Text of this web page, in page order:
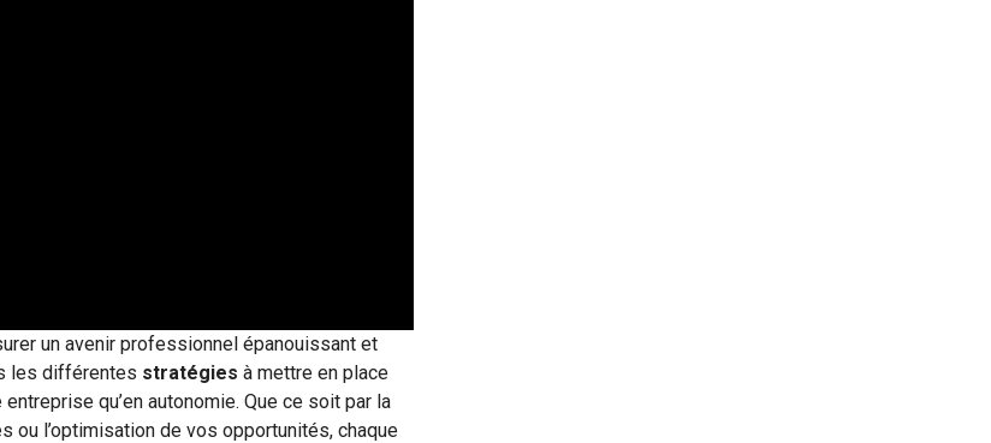
un avenir professionnel épanouissant et
les différentes stratégies à mettre en place
qu’en autonomie. Que ce soit par la
l’optimisation de vos opportunités, chaque